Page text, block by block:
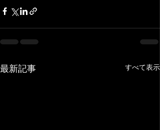
最新記事 すべて表示